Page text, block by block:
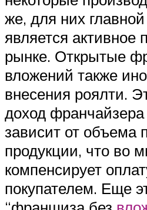
же, для них
является активное
рынке. Открытые
вложений также
внесения роялти.
доход
зависит от объема
продукции, что во
компенсирует
покупателем. Еще